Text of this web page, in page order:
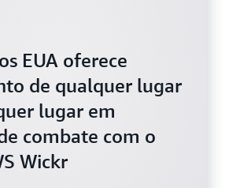
EUA oferece
de qualquer lugar
lugar em
combate com o
Wickr